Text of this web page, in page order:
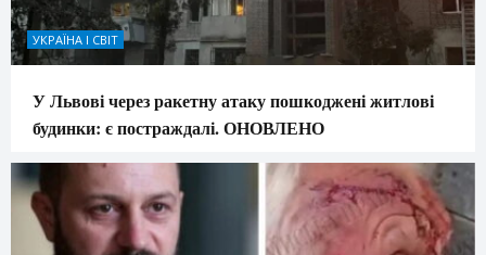
УКРАЇНА І СВІТ
У Львові через ракетну атаку пошкоджені житлові
будинки: є постраждалі. ОНОВЛЕНО